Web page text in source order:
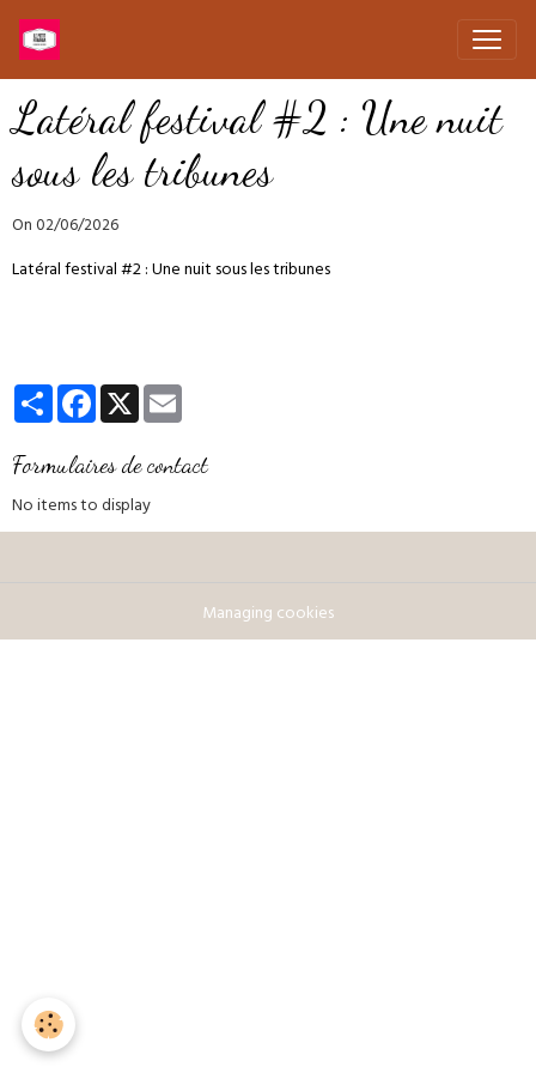
Latéral festival #2 : Une nuit
sous les tribunes
On 02/06/2026
Latéral festival #2 : Une nuit sous les tribunes
PartagerFacebook
X
Formulaires de contact
No items to display
Managing cookies